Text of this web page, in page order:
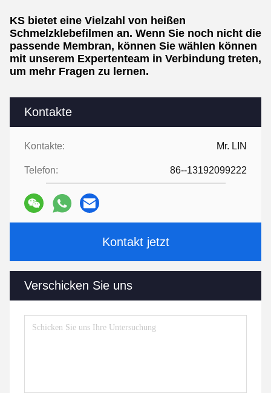
Kontakte
Kontakte: Mr. LIN
Telefon: 86--13192099222
Kontakt jetzt
Verschicken Sie uns
KS bietet eine Vielzahl von heißen
Schmelzklebefilmen an. Wenn Sie noch nicht die
passende Membran, können Sie wählen können
mit unserem Expertenteam in Verbindung treten,
um mehr Fragen zu lernen.